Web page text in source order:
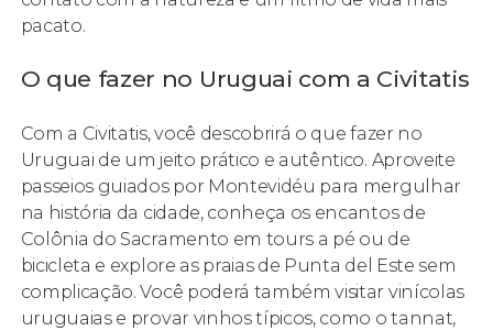
pacato.
O que fazer no Uruguai com a Civitatis
Com a Civitatis, você descobrirá o que fazer no
Uruguai de um jeito prático e autêntico. Aproveite
passeios guiados por Montevidéu para mergulhar
na história da cidade, conheça os encantos de
Colônia do Sacramento em tours a pé ou de
bicicleta e explore as praias de Punta del Este sem
complicação. Você poderá também visitar vinícolas
uruguaias e provar vinhos típicos, como o tannat,